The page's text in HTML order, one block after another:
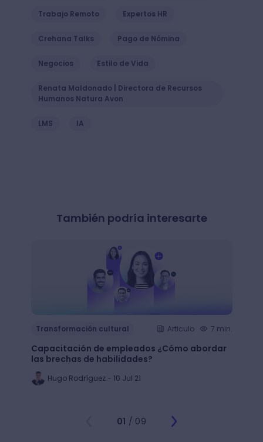
Trabajo Remoto Expertos HR
Crehana Talks Pago de Nómina
Negocios Estilo de Vida
Renata Maldonado | Directora de Recursos
Humanos Natura Avon
LMS IA
También podría interesarte
Transformación cultural Articulo 7 min.
Capacitación de empleados ¿Cómo abordar
las brechas de habilidades?
Hugo Rodríguez - 10 Jul 21
01 / 09